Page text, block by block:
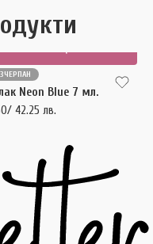
Още
Neon Blue 7 мл.
/ 42.25 лв.